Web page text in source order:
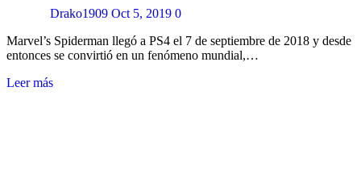
Drako1909 Oct 5, 2019 0
Marvel’s Spiderman llegó a PS4 el 7 de septiembre de 2018 y desde
entonces se convirtió en un fenómeno mundial,…
Leer más